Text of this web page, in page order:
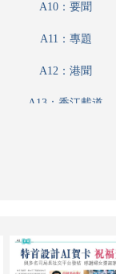
A10：要聞
A11：專題
A12：港聞
A13：香江載道
A18：國際專題